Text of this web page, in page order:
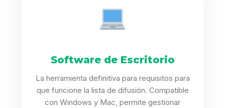
Software de Escritorio
La herramienta definitiva para requisitos para
que funcione la lista de difusión. Compatible
con Windows y Mac, permite gestionar